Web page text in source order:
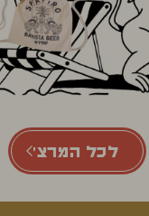
לכל המרצ'